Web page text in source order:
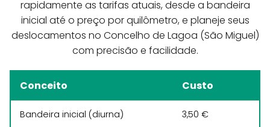
rapidamente as tarifas atuais, desde a bandeira
inicial até o preço por quilômetro, e planeje seus
deslocamentos no Concelho de Lagoa (São Miguel)
com precisão e facilidade.
Conceito Custo
Bandeira inicial (diurna) 3,50 €